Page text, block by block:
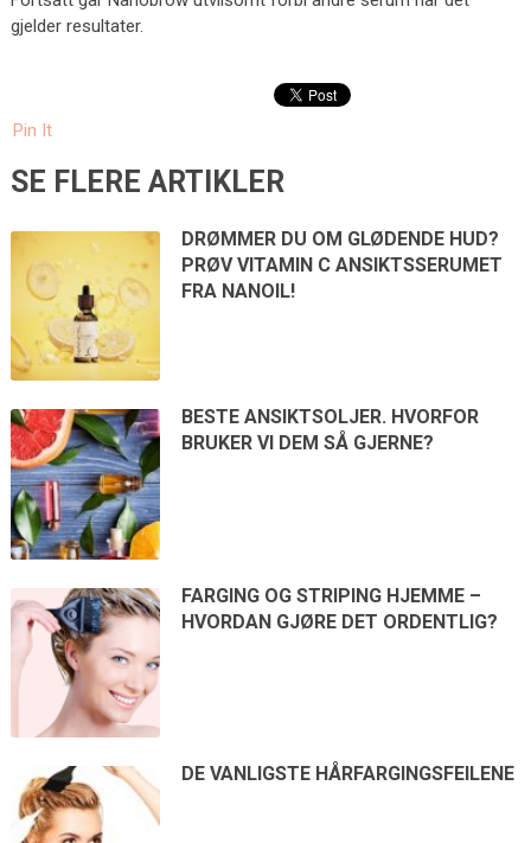
gjelder resultater.
Pin It
SE FLERE ARTIKLER
DRØMMER DU OM GLØDENDE HUD?
PRØV VITAMIN C ANSIKTSSERUMET
FRA NANOIL!
BESTE ANSIKTSOLJER. HVORFOR
BRUKER VI DEM SÅ GJERNE?
FARGING OG STRIPING HJEMME –
HVORDAN GJØRE DET ORDENTLIG?
DE VANLIGSTE HÅRFARGINGSFEILENE